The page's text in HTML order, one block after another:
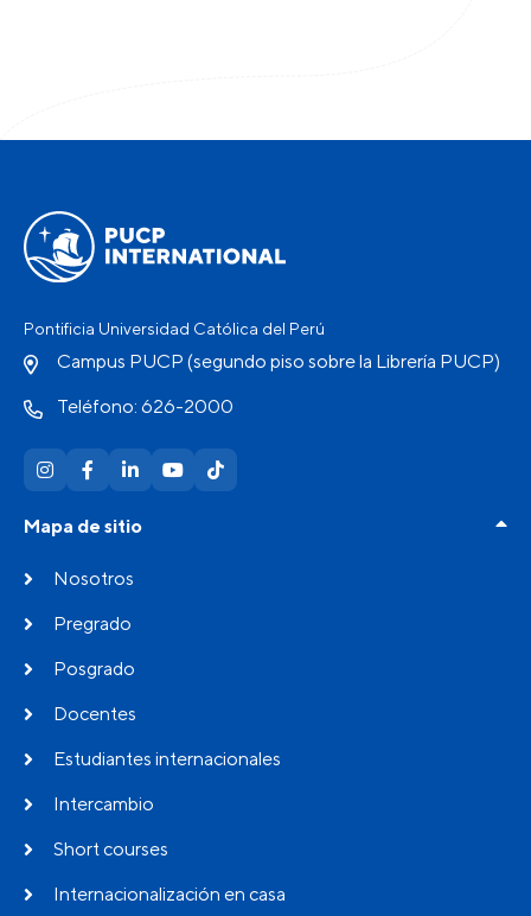
Pontificia Universidad Católica del Perú
Campus PUCP (segundo piso sobre la Librería PUCP)
Teléfono: 626-2000
Mapa de sitio
Nosotros
Pregrado
Posgrado
Docentes
Estudiantes internacionales
Intercambio
Short courses
Internacionalización en casa